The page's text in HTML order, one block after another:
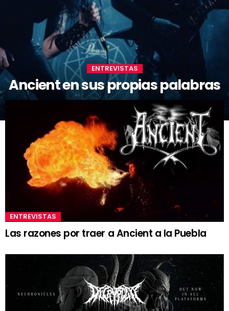
ENTREVISTAS
Ancient en sus propias palabras
ENTREVISTAS
Las razones por traer a Ancient a la Puebla